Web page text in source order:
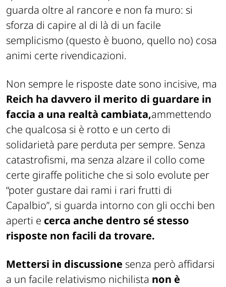
guarda oltre al rancore e non fa muro: si
sforza di capire al di là di un facile
semplicismo (questo è buono, quello no) cosa
animi certe rivendicazioni.
Non sempre le risposte date sono incisive, ma
Reich ha davvero il merito di guardare in
faccia a una realtà cambiata,ammettendo
che qualcosa si è rotto e un certo di
solidarietà pare perduta per sempre. Senza
catastrofismi, ma senza alzare il collo come
certe giraffe politiche che si solo evolute per
“poter gustare dai rami i rari frutti di
Capalbio”, si guarda intorno con gli occhi ben
aperti e cerca anche dentro sé stesso
risposte non facili da trovare.
Mettersi in discussione senza però affidarsi
a un facile relativismo nichilista non è